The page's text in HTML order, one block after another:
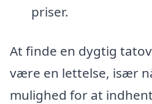
priser.
At finde en dygtig
være en lettelse, især
mulighed for at